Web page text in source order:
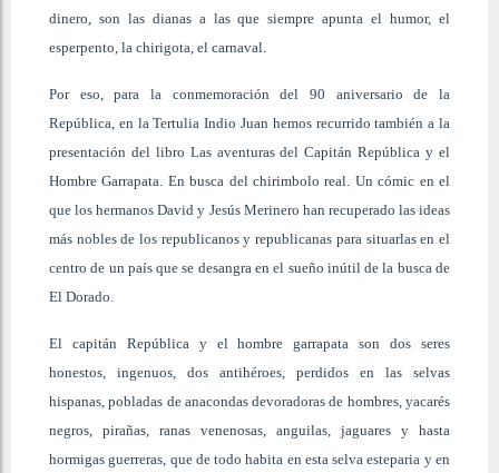
dinero, son las dianas a las que siempre apunta el humor, el
esperpento, la chirigota, el carnaval.
Por eso, para la conmemoración del 90 aniversario de la
República, en la Tertulia Indio Juan hemos recurrido también a la
presentación del libro Las aventuras del Capitán República y el
Hombre Garrapata. En busca del chirimbolo real. Un cómic en el
que los hermanos David y Jesús Merinero han recuperado las ideas
más nobles de los republicanos y republicanas para situarlas en el
centro de un país que se desangra en el sueño inútil de la busca de
El Dorado.
El capitán República y el hombre garrapata son dos seres
honestos, ingenuos, dos antihéroes, perdidos en las selvas
hispanas, pobladas de anacondas devoradoras de hombres, yacarés
negros, pirañas, ranas venenosas, anguilas, jaguares y hasta
hormigas guerreras, que de todo habita en esta selva esteparia y en